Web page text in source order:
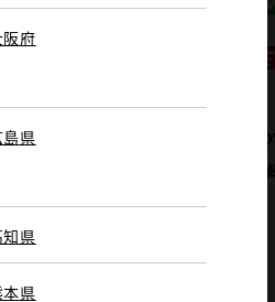
阪府
島県
知県
県
SHARE
au/UQ
情報